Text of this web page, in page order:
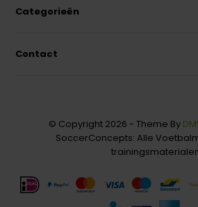
Categorieën
Contact
© Copyright 2026 - Theme By
SoccerConcepts: Alle